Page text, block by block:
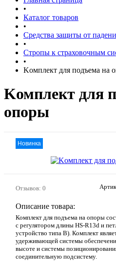
•
Каталог товаров
•
Средства защиты от
•
Стропы к страховочным
•
Kомплект для подъема на
Kомплект для
опоры
Новинка
Отзывов: 0
Описание товара:
Комплект для подъема на опоры
с регулятором длины HS-R13d и
устройство типа В). Комплект
удерживающей системы
высоте и системы
соединительную подсистему.